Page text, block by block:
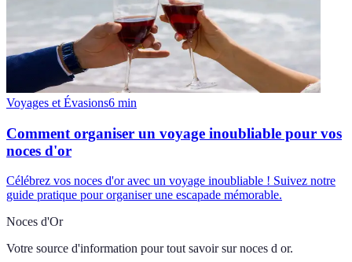
Voyages et Évasions6 min
Comment organiser un voyage inoubliable pour vos
noces d'or
Célébrez vos noces d'or avec un voyage inoubliable ! Suivez notre
guide pratique pour organiser une escapade mémorable.
Noces d'Or
Votre source d'information pour tout savoir sur noces d or.